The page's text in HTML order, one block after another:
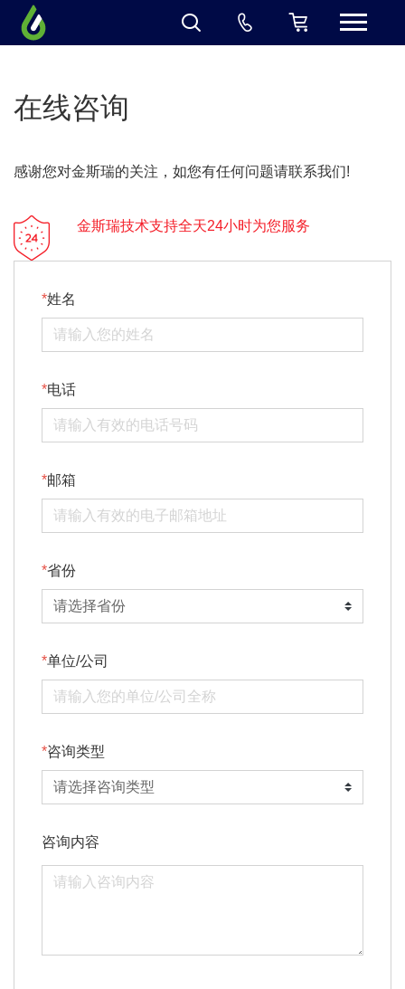
在线咨询
感谢您对金斯瑞的关注，如您有任何问题请联系我们!
金斯瑞技术支持全天24小时为您服务
姓名
电话
邮箱
省份
单位/公司
咨询类型
咨询内容